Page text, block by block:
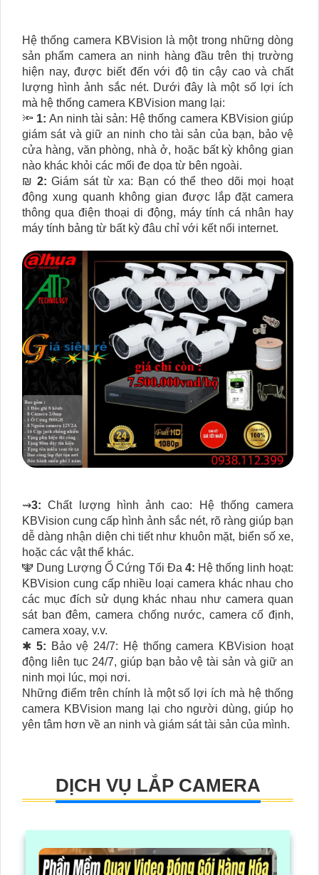
Hệ thống camera KBVision là một trong những dòng
sản phẩm camera an ninh hàng đầu trên thị trường
hiện nay, được biết đến với độ tin cậy cao và chất
lượng hình ảnh sắc nét. Dưới đây là một số lợi ích
mà hệ thống camera KBVision mang lại:
🔦 1: An ninh tài sản: Hệ thống camera KBVision giúp
giám sát và giữ an ninh cho tài sản của bạn, bảo vệ
cửa hàng, văn phòng, nhà ở, hoặc bất kỳ không gian
nào khác khỏi các mối đe dọa từ bên ngoài.
₪ 2: Giám sát từ xa: Bạn có thể theo dõi mọi hoạt
động xung quanh không gian được lắp đặt camera
thông qua điện thoại di động, máy tính cá nhân hay
máy tính bảng từ bất kỳ đâu chỉ với kết nối internet.
⇝3: Chất lượng hình ảnh cao: Hệ thống camera
KBVision cung cấp hình ảnh sắc nét, rõ ràng giúp bạn
dễ dàng nhận diện chi tiết như khuôn mặt, biển số xe,
hoặc các vật thể khác.
🕎 Dung Lượng Ổ Cứng Tối Đa 4: Hệ thống linh hoạt:
KBVision cung cấp nhiều loại camera khác nhau cho
các mục đích sử dụng khác nhau như camera quan
sát ban đêm, camera chống nước, camera cố định,
camera xoay, v.v.
✱ 5: Bảo vệ 24/7: Hệ thống camera KBVision hoạt
động liên tục 24/7, giúp bạn bảo vệ tài sản và giữ an
ninh mọi lúc, mọi nơi.
Những điểm trên chính là một số lợi ích mà hệ thống
camera KBVision mang lại cho người dùng, giúp họ
yên tâm hơn về an ninh và giám sát tài sản của mình.
DỊCH VỤ LẮP CAMERA